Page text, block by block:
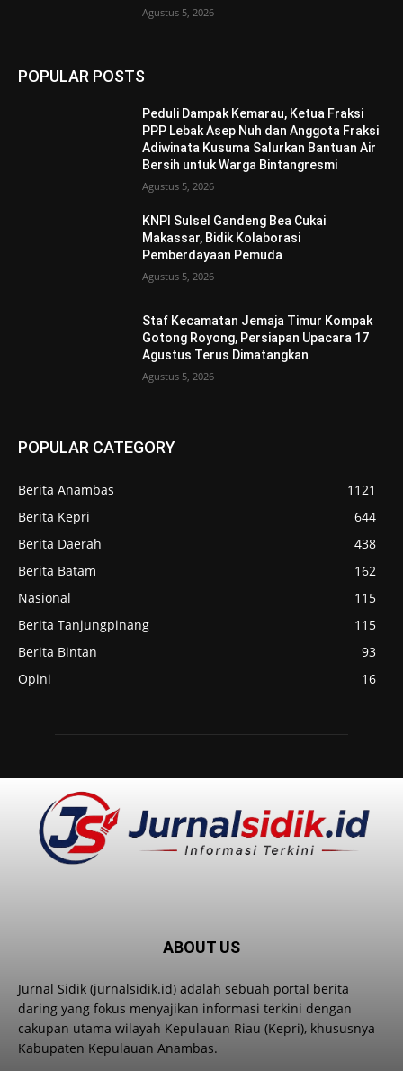
Agustus 5, 2026
POPULAR POSTS
Peduli Dampak Kemarau, Ketua Fraksi
PPP Lebak Asep Nuh dan Anggota Fraksi
Adiwinata Kusuma Salurkan Bantuan Air
Bersih untuk Warga Bintangresmi
Agustus 5, 2026
KNPI Sulsel Gandeng Bea Cukai
Makassar, Bidik Kolaborasi
Pemberdayaan Pemuda
Agustus 5, 2026
Staf Kecamatan Jemaja Timur Kompak
Gotong Royong, Persiapan Upacara 17
Agustus Terus Dimatangkan ‎
Agustus 5, 2026
POPULAR CATEGORY
Berita Anambas
1121
Berita Kepri
644
Berita Daerah
438
Berita Batam
162
Nasional
115
Berita Tanjungpinang
115
Berita Bintan
93
Opini
16
ABOUT US
Jurnal Sidik (jurnalsidik.id) adalah sebuah portal berita
daring yang fokus menyajikan informasi terkini dengan
cakupan utama wilayah Kepulauan Riau (Kepri), khususnya
Kabupaten Kepulauan Anambas.